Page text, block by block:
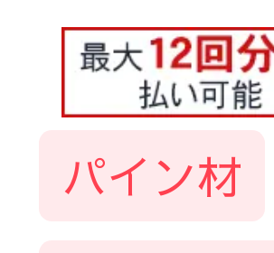
パイン材